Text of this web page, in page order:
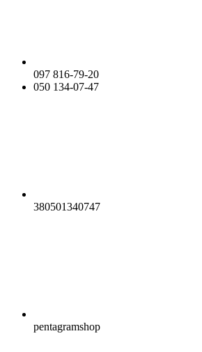
097 816-79-20
050 134-07-47
380501340747
pentagramshop